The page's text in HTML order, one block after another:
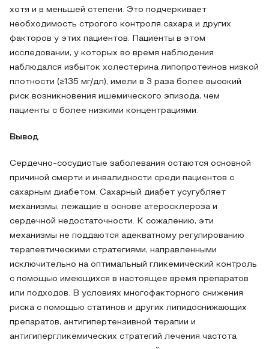
хотя и в меньшей степени. Это подчеркивает
необходимость строгого контроля сахара и других
факторов у этих пациентов. Пациенты в этом
исследовании, у которых во время наблюдения
наблюдался избыток холестерина липопротеинов низкой
плотности (≥135 мг/дл), имели в 3 раза более высокий
риск возникновения ишемического эпизода, чем
пациенты с более низкими концентрациями.
Вывод
Сердечно-сосудистые заболевания остаются основной
причиной смерти и инвалидности среди пациентов с
сахарным диабетом. Сахарный диабет усугубляет
механизмы, лежащие в основе атеросклероза и
сердечной недостаточности. К сожалению, эти
механизмы не поддаются адекватному регулированию
терапевтическими стратегиями, направленными
исключительно на оптимальный гликемический контроль
с помощью имеющихся в настоящее время препаратов
или подходов. В условиях многофакторного снижения
риска с помощью статинов и других липидоснижающих
препаратов, антигипертензивной терапии и
антигипергликемических стратегий лечения частота